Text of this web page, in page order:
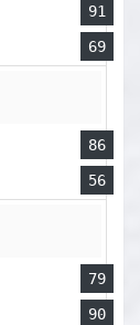
91
69
86
56
79
90